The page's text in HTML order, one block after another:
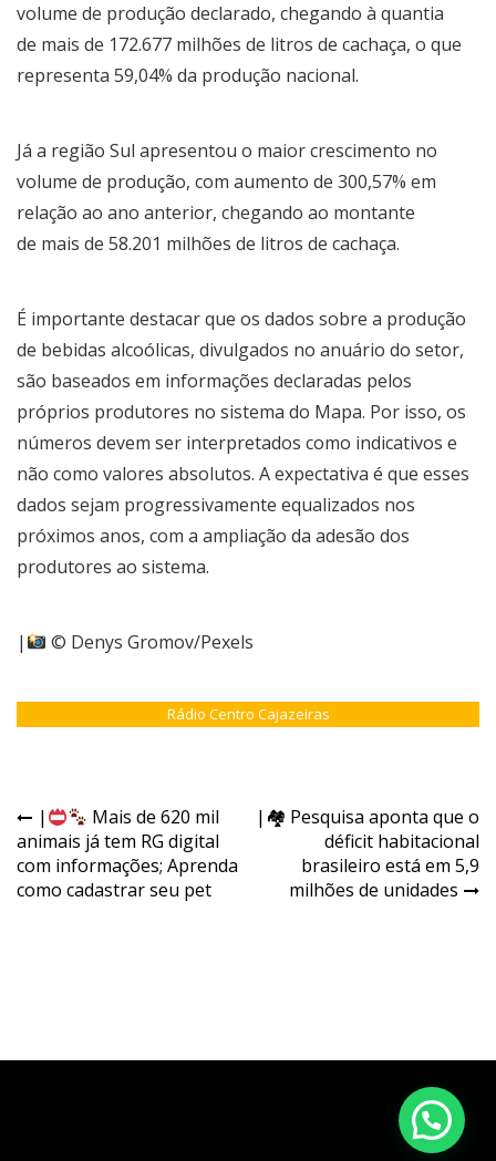
volume de produção declarado, chegando à quantia
de mais de 172.677 milhões de litros de cachaça, o que
representa 59,04% da produção nacional.
Já a região Sul apresentou o maior crescimento no
volume de produção, com aumento de 300,57% em
relação ao ano anterior, chegando ao montante
de mais de 58.201 milhões de litros de cachaça.
É importante destacar que os dados sobre a produção
de bebidas alcoólicas, divulgados no anuário do setor,
são baseados em informações declaradas pelos
próprios produtores no sistema do Mapa. Por isso, os
números devem ser interpretados como indicativos e
não como valores absolutos. A expectativa é que esses
dados sejam progressivamente equalizados nos
próximos anos, com a ampliação da adesão dos
produtores ao sistema.
| © Denys Gromov/Pexels
Rádio Centro Cajazeiras
|
Mais de 620 mil
animais já tem RG digital
com informações; Aprenda
como cadastrar seu pet
|🏘 Pesquisa aponta que o
déficit habitacional
brasileiro está em 5,9
milhões de unidades